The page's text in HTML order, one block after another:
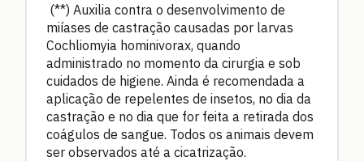
(**) Auxilia contra o desenvolvimento de
miíases de castração causadas por larvas
Cochliomyia hominivorax, quando
administrado no momento da cirurgia e sob
cuidados de higiene. Ainda é recomendada a
aplicação de repelentes de insetos, no dia da
castração e no dia que for feita a retirada dos
coágulos de sangue. Todos os animais devem
ser observados até a cicatrização.